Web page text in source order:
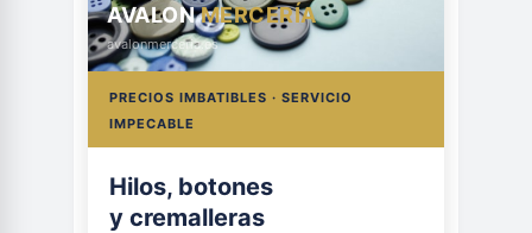
AVALONMERCERÍA
avalonmerceria.es
PRECIOS IMBATIBLES · SERVICIO
IMPECABLE
Hilos, botones
y cremalleras